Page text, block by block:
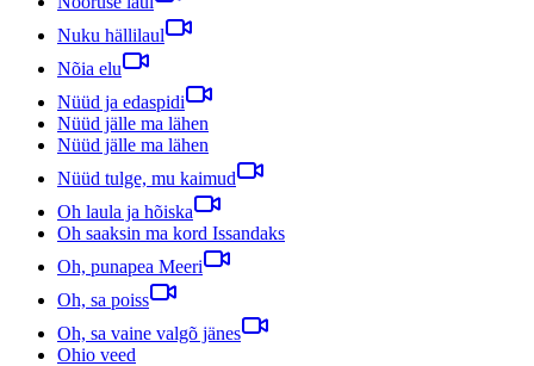
Nuku hällilaul
Nõia elu
Nüüd ja edaspidi
Nüüd jälle ma lähen
Nüüd jälle ma lähen
Nüüd tulge, mu kaimud
Oh laula ja hõiska
Oh saaksin ma kord Issandaks
Oh, punapea Meeri
Oh, sa poiss
Oh, sa vaine valgõ jänes
Ohio veed